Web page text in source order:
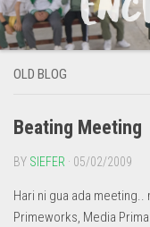
OLD BLOG
Beating Meeting
BY SIEFER · 05/02/2009
Hari ni gua ada
Primeworks, Media Prima.